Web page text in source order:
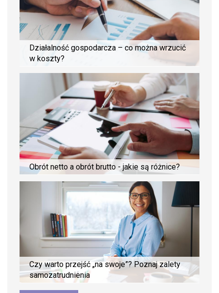
Działalność gospodarcza – co można wrzucić
w koszty?
Obrót netto a obrót brutto - jakie są różnice?
Czy warto przejść „na swoje”? Poznaj zalety
samozatrudnienia